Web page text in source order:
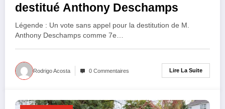
destitué Anthony Deschamps
Légende : Un vote sans appel pour la destitution de M.
Anthony Deschamps comme 7e…
Rodrigo Acosta 0 Commentaires Lire La Suite